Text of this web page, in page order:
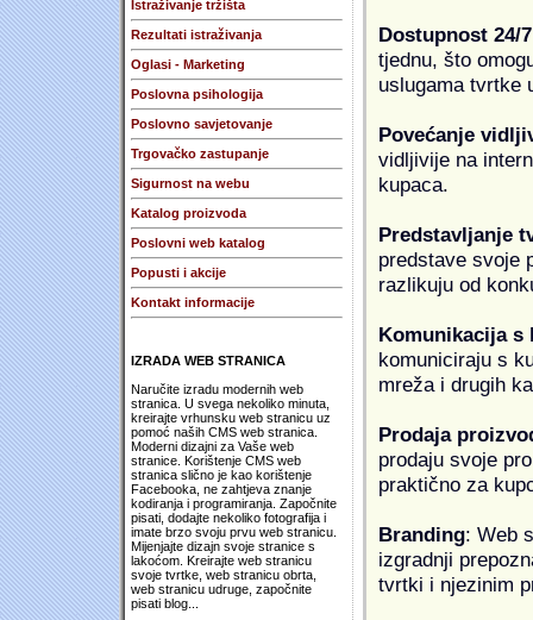
Istraživanje tržišta
Rezultati istraživanja
Oglasi - Marketing
Poslovna psihologija
Poslovno savjetovanje
Trgovačko zastupanje
Sigurnost na webu
Katalog proizvoda
Poslovni web katalog
Popusti i akcije
Kontakt informacije
IZRADA WEB STRANICA
Naručite izradu modernih web
stranica. U svega nekoliko minuta,
kreirajte vrhunsku web stranicu uz
pomoć naših CMS web stranica.
Moderni dizajni za Vaše web
stranice. Korištenje CMS web
stranica slično je kao korištenje
Facebooka, ne zahtjeva znanje
kodiranja i programiranja. Započnite
pisati, dodajte nekoliko fotografija i
imate brzo svoju prvu web stranicu.
Mijenjajte dizajn svoje stranice s
lakoćom. Kreirajte web stranicu
svoje tvrtke, web stranicu obrta,
web stranicu udruge, započnite
pisati blog...
Dostupnost 24/7
tjednu, što
uslugama tvrtke
Povećanje
vidljivije na
kupaca.
Predstavljanje
predstave svoje
razlikuju od
Komunikacija s
komuniciraju s
mreža i drugih
Prodaja
prodaju svoje
praktično za
Branding: Web
izgradnji
tvrtki i njezinim